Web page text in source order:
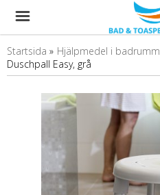
Startsida » Hjälpmedel i
Duschpall Easy, grå